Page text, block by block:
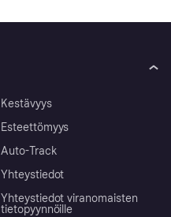
Kestävyys
Esteettömyys
Auto-Track
Yhteystiedot
Yhteystiedot viranomaisten
tietopyynnöille